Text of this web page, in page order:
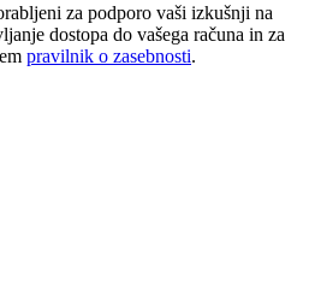
za podporo vaši izkušnji na
dostopa do vašega računa in za
pravilnik o zasebnosti.